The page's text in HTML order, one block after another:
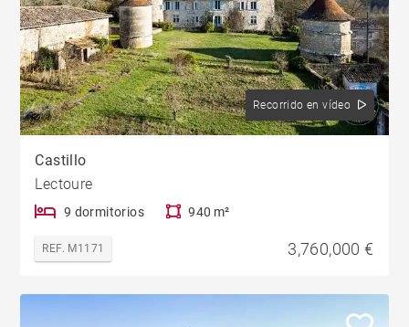
Recorrido en vídeo
Castillo
Lectoure
9 dormitorios 940 m²
REF. M1171 3,760,000 €